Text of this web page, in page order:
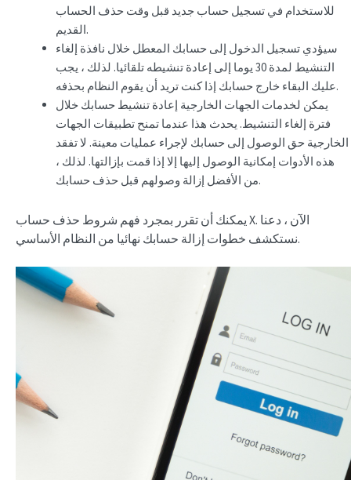
للاستخدام في تسجيل حساب جديد قبل وقت حذف الحساب
القديم.
سيؤدي تسجيل الدخول إلى حسابك المعطل خلال نافذة إلغاء
التنشيط لمدة 30 يوما إلى إعادة تنشيطه تلقائيا. لذلك ، يجب
عليك البقاء خارج حسابك إذا كنت تريد أن يقوم النظام بحذفه.
يمكن لخدمات الجهات الخارجية إعادة تنشيط حسابك خلال
فترة إلغاء التنشيط. يحدث هذا عندما تمنح تطبيقات الجهات
الخارجية حق الوصول إلى حسابك لإجراء عمليات معينة. لا تفقد
هذه الأدوات إمكانية الوصول إليها إلا إذا قمت بإزالتها. لذلك ،
من الأفضل إزالة وصولهم قبل حذف حسابك.
يمكنك أن تقرر بمجرد فهم شروط حذف حساب X. الآن ، دعنا
نستكشف خطوات إزالة حسابك نهائيا من النظام الأساسي.